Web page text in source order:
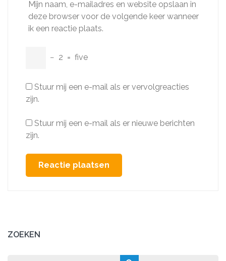
Mijn naam, e-mailadres en website opslaan in
deze browser voor de volgende keer wanneer
ik een reactie plaats.
− 2 = five
Stuur mij een e-mail als er vervolgreacties
zijn.
Stuur mij een e-mail als er nieuwe berichten
zijn.
ZOEKEN